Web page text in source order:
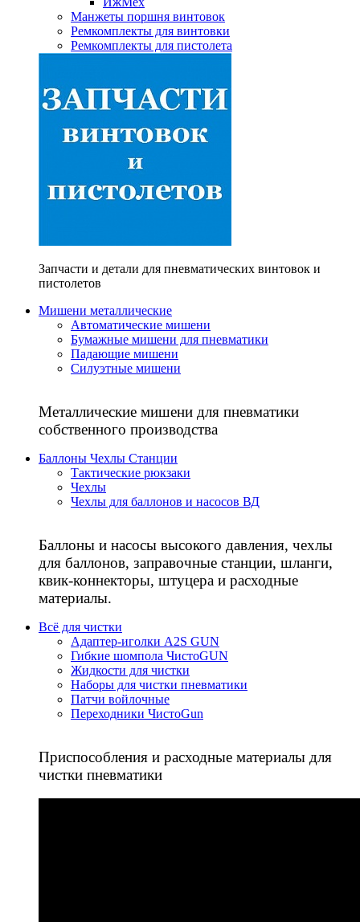
Манжеты поршня винтовок
Ремкомплекты для винтовки
Ремкомплекты для пистолета
Запчасти и детали для пневматических винтовок и
пистолетов
Мишени металлические
Автоматические мишени
Бумажные мишени для пневматики
Падающие мишени
Силуэтные мишени
Металлические мишени для пневматики
собственного производства
Баллоны Чехлы Станции
Тактические рюкзаки
Чехлы
Чехлы для баллонов и насосов ВД
Баллоны и насосы высокого давления, чехлы
для баллонов, заправочные станции, шланги,
квик-коннекторы, штуцера и расходные
материалы.
Всё для чистки
Адаптер-иголки A2S GUN
Гибкие шомпола ЧистоGUN
Жидкости для чистки
Наборы для чистки пневматики
Патчи войлочные
Переходники ЧистоGun
Приспособления и расходные материалы для
чистки пневматики